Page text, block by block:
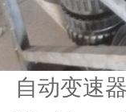
动变速器